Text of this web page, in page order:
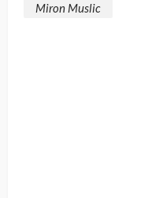
Miron Muslic